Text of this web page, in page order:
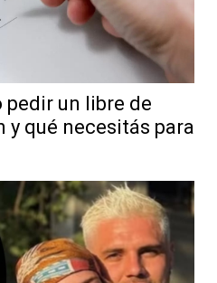
pedir un libre de
y qué necesitás para